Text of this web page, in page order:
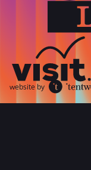
website by